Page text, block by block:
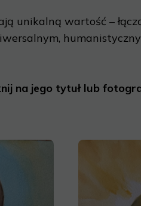
unikalną wartość –
na jego tytuł lub